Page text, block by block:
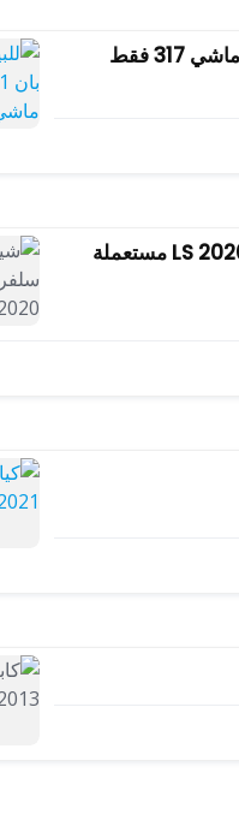
شيفروليه سلفرادو LS 2020 مستعملة